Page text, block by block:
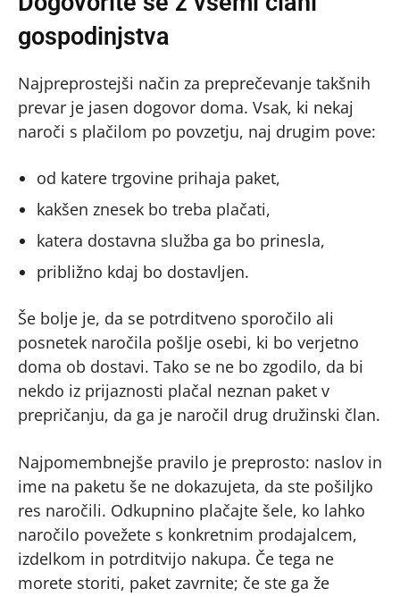
gospodinjstva
Najpreprostejši način za preprečevanje takšnih
prevar je jasen dogovor doma. Vsak, ki nekaj
naroči s plačilom po povzetju, naj drugim pove:
od katere trgovine prihaja paket,
kakšen znesek bo treba plačati,
katera dostavna služba ga bo prinesla,
približno kdaj bo dostavljen.
Še bolje je, da se potrditveno sporočilo ali
posnetek naročila pošlje osebi, ki bo verjetno
doma ob dostavi. Tako se ne bo zgodilo, da bi
nekdo iz prijaznosti plačal neznan paket v
prepričanju, da ga je naročil drug družinski član.
Najpomembnejše pravilo je preprosto: naslov in
ime na paketu še ne dokazujeta, da ste pošiljko
res naročili. Odkupnino plačajte šele, ko lahko
naročilo povežete s konkretnim prodajalcem,
izdelkom in potrditvijo nakupa. Če tega ne
morete storiti, paket zavrnite; če ste ga že